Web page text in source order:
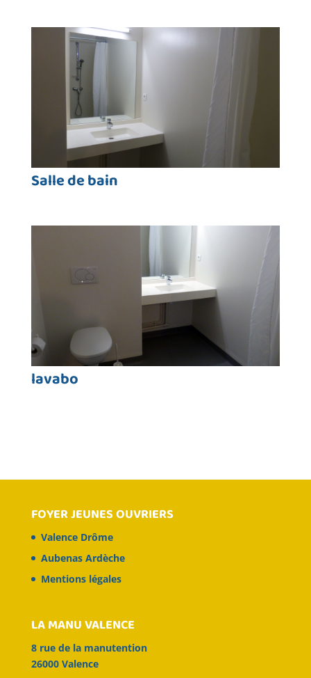
Salle de bain
lavabo
FOYER JEUNES OUVRIERS
Valence Drôme
Aubenas Ardèche
Mentions légales
LA MANU VALENCE
8 rue de la manutention
26000 Valence